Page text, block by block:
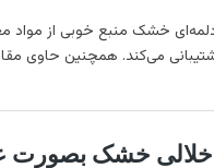
دلمه‌ای خشک منبع خوبی از
می‌کند. همچنین حاوی